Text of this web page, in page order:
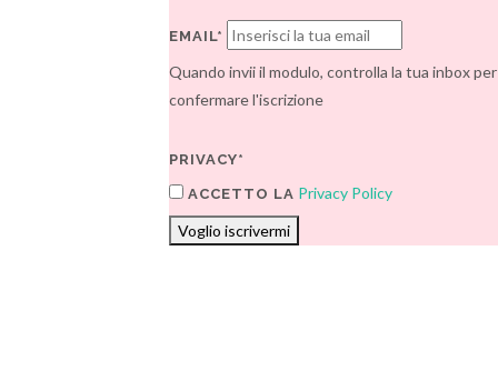
EMAIL*
Quando invii il modulo, controlla la tua inbox per
confermare l'iscrizione
PRIVACY*
ACCETTO LA Privacy Policy
Voglio iscrivermi